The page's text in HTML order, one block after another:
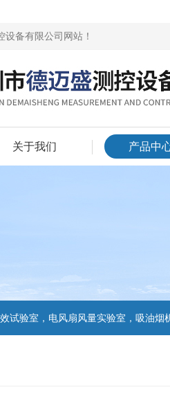
备有限公司网站！
关于我们 产品中
实验室，吸油烟机油脂分离度试验装置，吸油烟机空气性能试验装置，吸油烟机气味